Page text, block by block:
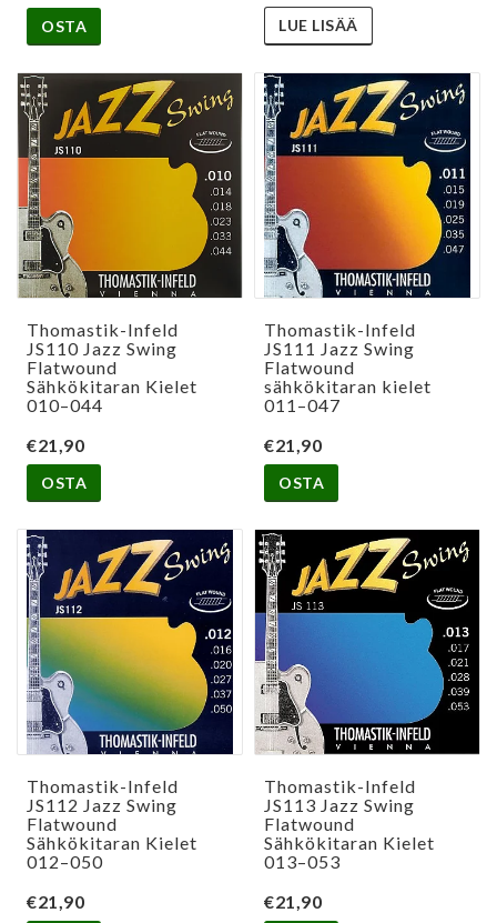
OSTA LUE LISÄÄ
Thomastik-Infeld
JS110 Jazz Swing
Flatwound
Sähkökitaran Kielet
010–044
€21,90
OSTA
Thomastik-Infeld
JS111 Jazz Swing
Flatwound
sähkökitaran kielet
011–047
€21,90
OSTA
Thomastik-Infeld
JS112 Jazz Swing
Flatwound
Sähkökitaran Kielet
012–050
€21,90
Thomastik-Infeld
JS113 Jazz Swing
Flatwound
Sähkökitaran Kielet
013–053
€21,90